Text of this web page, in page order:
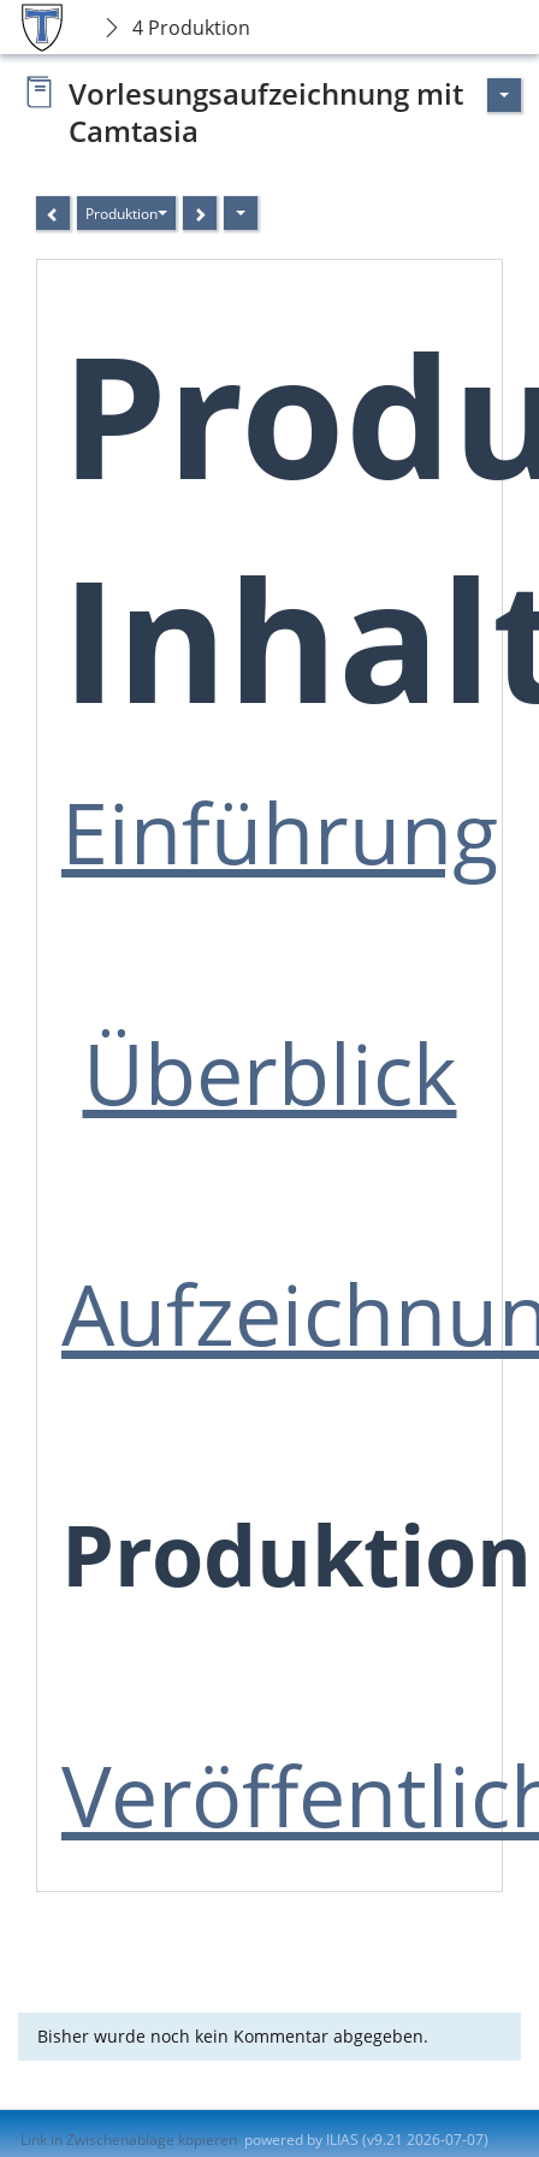
4 Produktion
Vorlesungsaufzeichnung mit
Camtasia
Produktion
Einführung
Überblick
Produktion
Bisher wurde noch kein Kommentar abgegeben.
Link in Zwischenablage kopieren powered by ILIAS (v9.21 2026-07-07)